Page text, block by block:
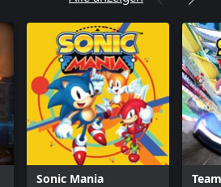
Sonic Mania